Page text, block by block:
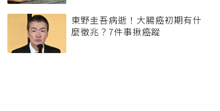
東野圭吾病逝！大腸癌初期有什
麼徵兆？7件事揪癌蹤